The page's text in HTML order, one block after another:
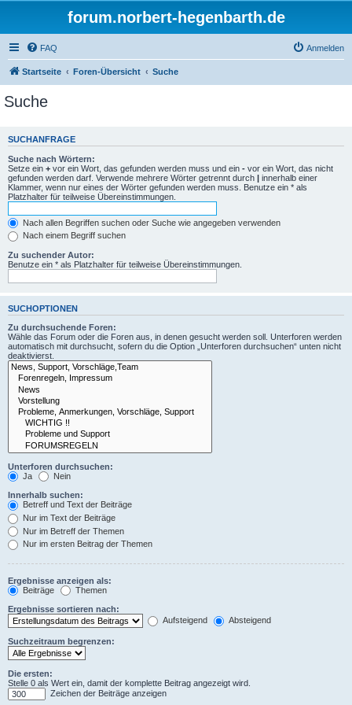
forum.norbert-hegenbarth.de
FAQ Anmelden
Startseite Foren-Übersicht Suche
Suche
SUCHANFRAGE
Suche nach Wörtern:
Setze ein + vor ein Wort, das gefunden werden muss und ein - vor ein Wort, das nicht
gefunden werden darf. Verwende mehrere Wörter getrennt durch | innerhalb einer
Klammer, wenn nur eines der Wörter gefunden werden muss. Benutze ein * als
Platzhalter für teilweise Übereinstimmungen.
Nach allen Begriffen suchen oder Suche wie angegeben verwenden
Nach einem Begriff suchen
Zu suchender Autor:
Benutze ein * als Platzhalter für teilweise Übereinstimmungen.
SUCHOPTIONEN
Zu durchsuchende Foren:
Wähle das Forum oder die Foren aus, in denen gesucht werden soll. Unterforen werden
automatisch mit durchsucht, sofern du die Option „Unterforen durchsuchen“ unten nicht
deaktivierst.
Unterforen durchsuchen:
Ja
Nein
Innerhalb suchen:
Betreff und Text der Beiträge
Nur im Text der Beiträge
Nur im Betreff der Themen
Nur im ersten Beitrag der Themen
Ergebnisse anzeigen als:
Beiträge
Themen
Ergebnisse sortieren nach:
Aufsteigend
Absteigend
Suchzeitraum begrenzen:
Die ersten:
Stelle 0 als Wert ein, damit der komplette Beitrag angezeigt wird.
Zeichen der Beiträge anzeigen